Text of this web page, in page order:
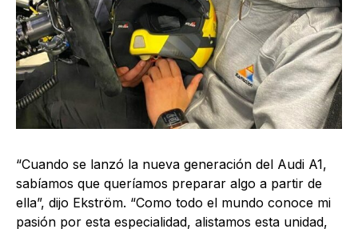
“Cuando se lanzó la nueva generación del Audi A1,
sabíamos que queríamos preparar algo a partir de
ella”, dijo Ekström. “Como todo el mundo conoce mi
pasión por esta especialidad, alistamos esta unidad,